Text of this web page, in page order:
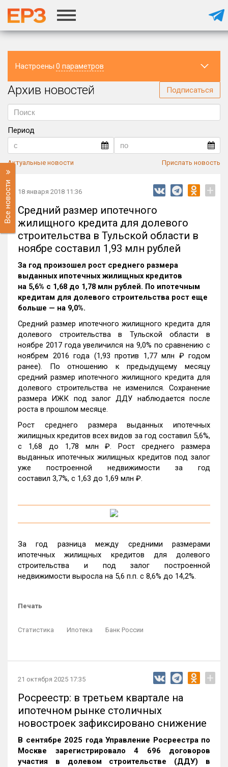
Настроены 0 параметров
Регион
Архив новостей Подписаться
Период
Актуальные новости Прислать новость
Все новости 18 января 2018 11:36 +
Средний размер ипотечного
жилищного кредита для долевого
строительства в Тульской области в
ноябре составил 1,93 млн рублей
За год произошел рост среднего размера
выданных ипотечных жилищных кредитов
на 5,6% c 1,68 до 1,78 млн рублей. По ипотечным
кредитам для долевого строительства рост еще
больше — на 9,0%.
Средний размер ипотечного жилищного кредита для
долевого строительства в Тульской области в
ноябре 2017 года увеличился на 9,0% по сравнению с
ноябрем 2016 года (1,93 против 1,77 млн ₽ годом
ранее). По отношению к предыдущему месяцу
средний размер ипотечного жилищного кредита для
долевого строительства не изменился. Сохранение
размера ИЖК под залог ДДУ наблюдается после
роста в прошлом месяце.
Рост среднего размера выданных ипотечных
жилищных кредитов всех видов за год составил 5,6%,
c 1,68 до 1,78 млн ₽. Рост среднего размера
выданных ипотечных жилищных кредитов под залог
уже построенной недвижимости за год
составил 3,7%, c 1,63 до 1,69 млн ₽.
За год разница между средними размерами
ипотечных жилищных кредитов для долевого
строительства и под залог построенной
недвижимости выросла на 5,6 п.п. с 8,6% до 14,2%.
Печать
Статистика Ипотека Банк России
21 октября 2025 17:35 +
Росреестр: в третьем квартале на
ипотечном рынке столичных
новостроек зафиксировано снижение
В сентябре 2025 года Управление Росреестра по
Москве зарегистрировало 4 696 договоров
участия в долевом строительстве (ДДУ) в